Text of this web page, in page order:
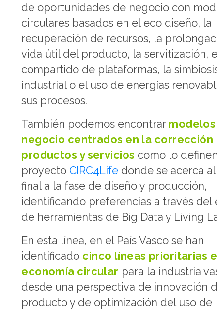
de oportunidades de negocio con
circulares basados en el eco diseño, la
recuperación de recursos, la
vida útil del producto, la servitización,
compartido de plataformas, la
industrial o el uso de energías
sus procesos.
También podemos encontrar
negocio centrados en la corrección
productos y servicios como lo
proyecto CIRC4Life donde se acerca
final a la fase de diseño y producción,
identificando preferencias a través del
de herramientas de Big Data y Living
En esta línea, en el País Vasco se han
identificado cinco líneas prioritarias
economía circular para la industria
desde una perspectiva de innovación
producto y de optimización del uso de